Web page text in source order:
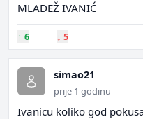
MLADEŽ IVANIĆ
↑ 6 ↓ 5
simao21
prije 1 godinu
Ivanicu koliko god